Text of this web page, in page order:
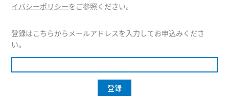
イバシーポリシーをご参照ください。
登録はこちらからメールアドレスを入力してお申込みくださ
い。